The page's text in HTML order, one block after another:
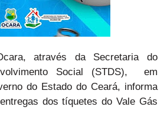
através da Secretaria do
Social (STDS), em
do Estado do Ceará, informa
dos tíquetes do Vale Gás